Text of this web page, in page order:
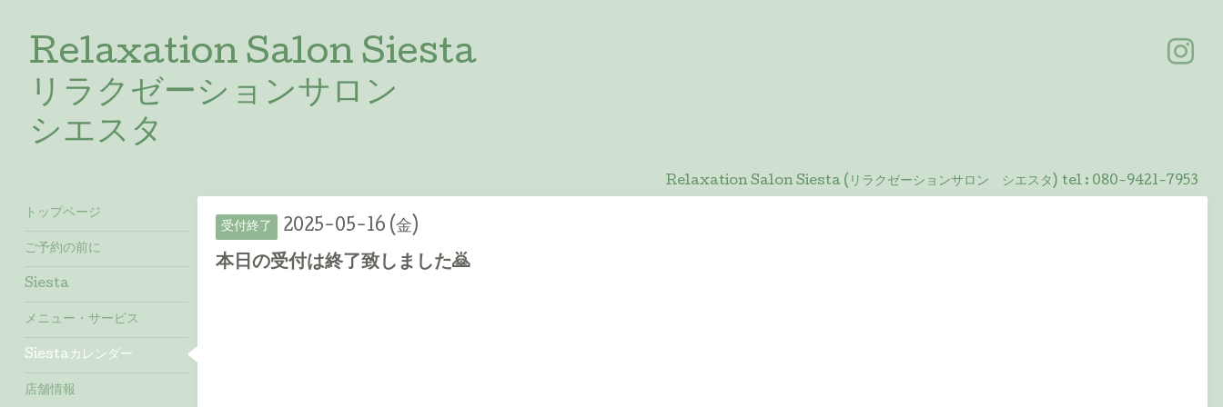
Relaxation Salon Siesta
リラクゼーションサロン
シエスタ
Relaxation Salon Siesta (リラクゼーションサロン シエスタ) tel : 080-9421-7953
受付終了 2025-05-16 (金)
本日の受付は終了致しました🙇
トップページ
ご予約の前に
Siesta
メニュー・サービス
Siestaカレンダー
店舗情報